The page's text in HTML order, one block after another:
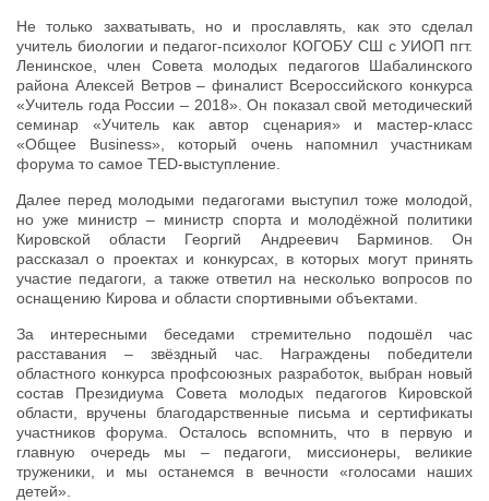
Не только захватывать, но и прославлять, как это сделал
учитель биологии и педагог-психолог КОГОБУ СШ с УИОП пгт.
Ленинское, член Совета молодых педагогов Шабалинского
района Алексей Ветров – финалист Всероссийского конкурса
«Учитель года России – 2018». Он показал свой методический
семинар «Учитель как автор сценария» и мастер-класс
«Общее Business», который очень напомнил участникам
форума то самое TED-выступление.
Далее перед молодыми педагогами выступил тоже молодой,
но уже министр – министр спорта и молодёжной политики
Кировской области Георгий Андреевич Барминов. Он
рассказал о проектах и конкурсах, в которых могут принять
участие педагоги, а также ответил на несколько вопросов по
оснащению Кирова и области спортивными объектами.
За интересными беседами стремительно подошёл час
расставания – звёздный час. Награждены победители
областного конкурса профсоюзных разработок, выбран новый
состав Президиума Совета молодых педагогов Кировской
области, вручены благодарственные письма и сертификаты
участников форума. Осталось вспомнить, что в первую и
главную очередь мы – педагоги, миссионеры, великие
труженики, и мы останемся в вечности «голосами наших
детей».